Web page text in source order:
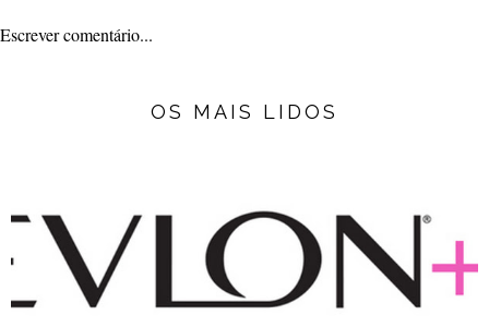
Escrever comentário...
OS MAIS LIDOS